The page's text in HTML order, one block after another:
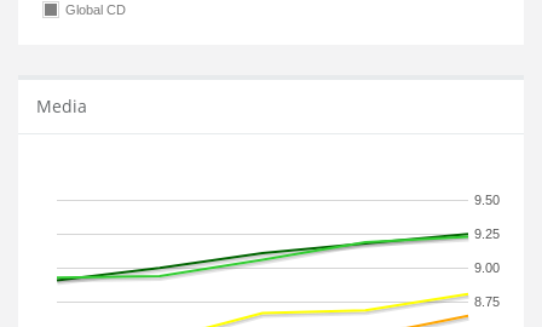
Global CD
Media
8.75
9.00
9.25
9.50